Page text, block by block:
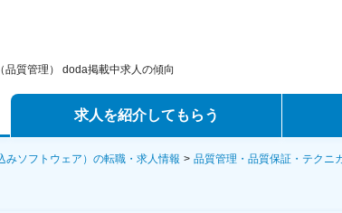
品質管理） doda掲載中求人の傾向
求人を紹介してもらう
エージェントサービス 転職
みソフトウェア）の転職・求人情報 品質管理・品質保証・テクニ